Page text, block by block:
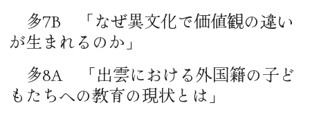
多7B 「なぜ異文化で価値観の違い
が生まれるのか」
多8A 「出雲における外国籍の子ど
もたちへの教育の現状とは」